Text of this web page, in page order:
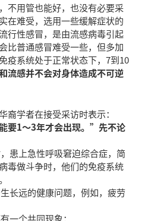
不用管也能好，也没有必要采
在难受，选用一些缓解症状的
行性感冒，是由流感病毒引起
比普通感冒难受一些，但多加
疫系统处于正常状态下，7到10
流感并不会对身体造成不可逆
裔学者在接受采访时表示：
要1～3年才会出现。”先不论
患上急性呼吸窘迫综合症，简
毒做斗争时，他们的免疫系统
长远的健康问题，例如，疲劳
一个共同现象：